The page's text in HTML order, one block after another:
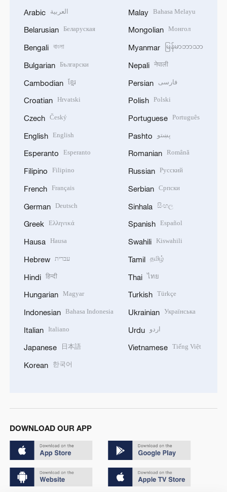
Arabic العربية
Belarusian Беларуская
Bengali বাংলা
Bulgarian Български
Cambodian ខ្មែរ
Croatian Hrvatski
Czech Český
English English
Esperanto Esperanto
Filipino Filipino
French Français
German Deutsch
Greek Ελληνικά
Hausa Hausa
Hebrew עברית
Hindi हिन्दी
Hungarian Magyar
Indonesian Bahasa Indonesia
Italian Italiano
Japanese 日本語
Korean 한국어
Malay Bahasa Melayu
Mongolian Монгол
Myanmar မြန်မာဘာသာ
Nepali नेपाली
Persian فارسی
Polish Polski
Portuguese Português
Pashto پښتو
Romanian Română
Russian Русский
Serbian Српски
Sinhala සිංහල
Spanish Español
Swahili Kiswahili
Tamil தமிழ்
Thai ไทย
Turkish Türkçe
Ukrainian Українська
Urdu اردو
Vietnamese Tiếng Việt
DOWNLOAD OUR APP